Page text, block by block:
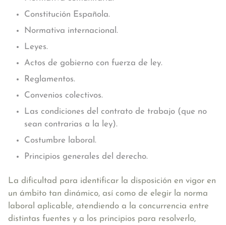
Constitución Española.
Normativa internacional.
Leyes.
Actos de gobierno con fuerza de ley.
Reglamentos.
Convenios colectivos.
Las condiciones del contrato de trabajo (que no
sean contrarias a la ley).
Costumbre laboral.
Principios generales del derecho.
La dificultad para identificar la disposición en vigor en
un ámbito tan dinámico, así como de elegir la norma
laboral aplicable, atendiendo a la concurrencia entre
distintas fuentes y a los principios para resolverlo,